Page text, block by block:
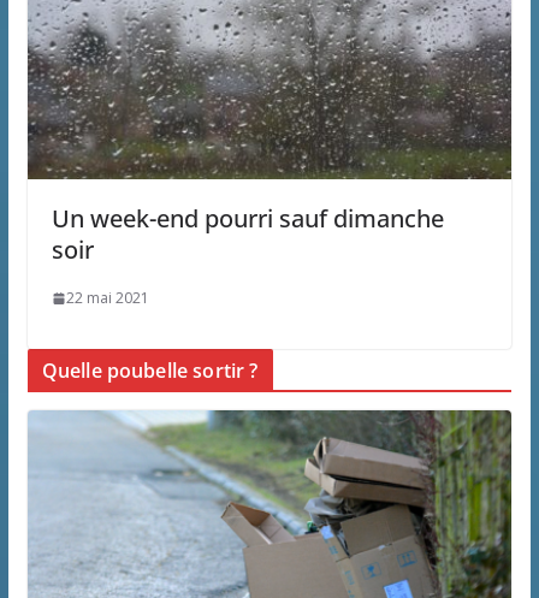
Un week-end pourri sauf dimanche
soir
22 mai 2021
Quelle poubelle sortir ?